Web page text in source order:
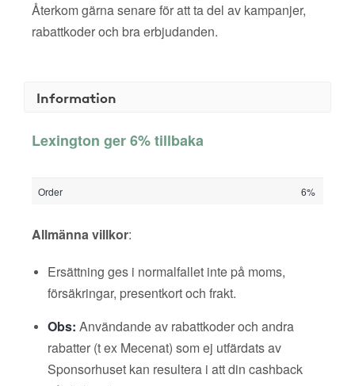
Återkom gärna senare för att ta del av kampanjer,
rabattkoder och bra erbjudanden.
Information
Lexington ger 6% tillbaka
Order 6%
Allmänna villkor:
Ersättning ges i normalfallet inte på moms,
försäkringar, presentkort och frakt.
Obs: Användande av rabattkoder och andra
rabatter (t ex Mecenat) som ej utfärdats av
Sponsorhuset kan resultera i att din cashback